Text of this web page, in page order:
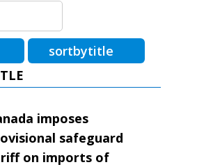
sortbytitle
imposes
safeguard
on imports of